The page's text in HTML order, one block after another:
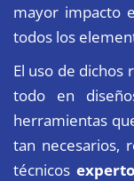
mayor impacto
todos los
El uso de dichos
todo en
herramientas
tan necesarios,
técnicos